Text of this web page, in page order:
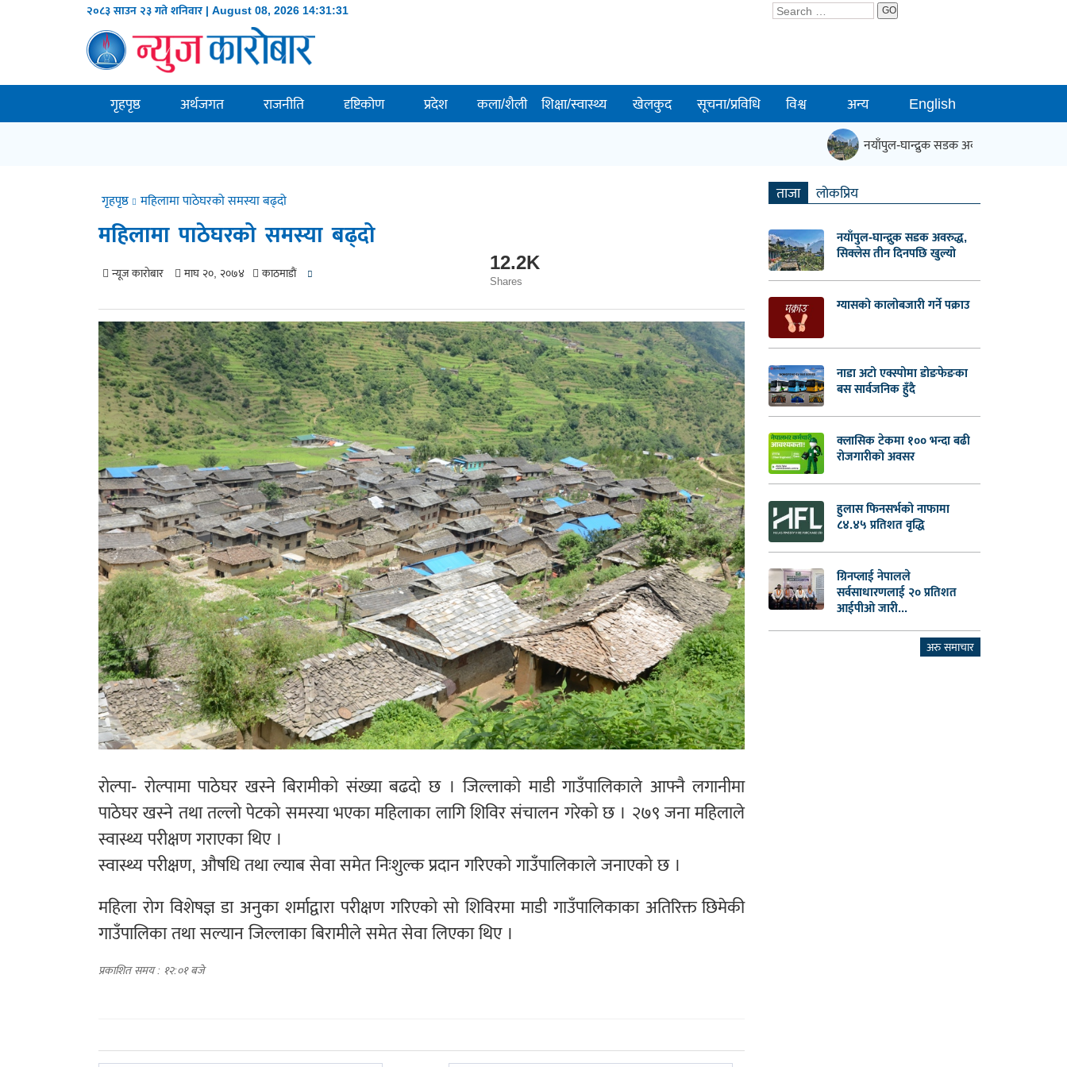
२०८३ साउन २३ गते शनिवार | August 08, 2026 14:31:32 GO
गृहपृष्ठ अर्थजगत राजनीति दृष्टिकोण प्रदेश कला/शैली शिक्षा/स्वास्थ्य खेलकुद सूचना/प्रविधि विश्व अन्य English
नयाँपुल-घान्द्रुक सडक अवरुद्ध, सिक्लेस तीन
गृहपृष्ठ महिलामा पाठेघरको समस्या बढ्दो
महिलामा पाठेघरको समस्या बढ्दो
न्यूज काराेबार माघ २०, २०७४ काठमाडाैं 12.2K
Shares
रोल्पा- रोल्पामा पाठेघर खस्ने बिरामीको संख्या बढदो छ । जिल्लाको माडी गाउँपालिकाले आफ्नै लगानीमा
पाठेघर खस्ने तथा तल्लो पेटको समस्या भएका महिलाका लागि शिविर संचालन गरेको छ । २७९ जना महिलाले
स्वास्थ्य परीक्षण गराएका थिए ।
स्वास्थ्य परीक्षण, औषधि तथा ल्याब सेवा समेत निःशुल्क प्रदान गरिएको गाउँपालिकाले जनाएको छ ।
महिला रोग विशेषज्ञ डा अनुका शर्माद्वारा परीक्षण गरिएको सो शिविरमा माडी गाउँपालिकाका अतिरिक्त छिमेकी
गाउँपालिका तथा सल्यान जिल्लाका बिरामीले समेत सेवा लिएका थिए ।
प्रकाशित समय : १२:०१ बजे
ताजा लाेकप्रिय
नयाँपुल-घान्द्रुक सडक अवरुद्ध,
सिक्लेस तीन दिनपछि खुल्यो
ग्यासको कालोबजारी गर्ने पक्राउ
नाडा अटो एक्स्पोमा डोङफेङका
बस सार्वजनिक हुँदै
क्लासिक टेकमा १०० भन्दा बढी
रोजगारीको अवसर
हुलास फिनसर्भको नाफामा
८४.४५ प्रतिशत वृद्धि
ग्रिनप्लाई नेपालले
सर्वसाधारणलाई २० प्रतिशत
आईपीओ जारी...
अरु समाचार